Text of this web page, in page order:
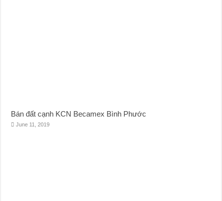
Bán đất cạnh KCN Becamex Bình Phước
June 11, 2019